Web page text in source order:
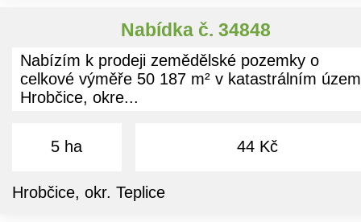
Nabídka č. 34848
Nabízím k prodeji zemědělské pozemky o
celkové výměře 50 187 m² v katastrálním
Hrobčice, okre...
5 ha 44 Kč
Hrobčice, okr. Teplice